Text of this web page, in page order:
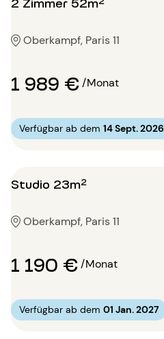
Oberkampf, Paris 11
1 989 €/Monat
Verfügbar ab dem 14 Sept. 2026
Studio 23m²
Oberkampf, Paris 11
1 190 €/Monat
Verfügbar ab dem 01 Jan. 2027